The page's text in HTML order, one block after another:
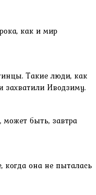
как и мир
Такие люди, как
захватили Иводзиму.
быть, завтра
она не пыталась